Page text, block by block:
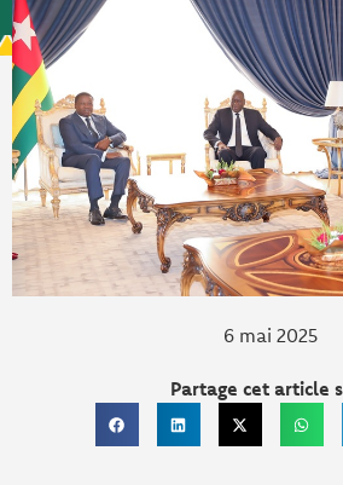
6 mai 2025
Partage cet article